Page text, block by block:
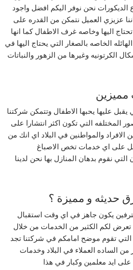
الديكورات نحن نوفر اليكم افضل واجود
اننا عزيزي العميل نتمكن من القدره على
اليها وخاصه غرف الاطفال كما انها
الخاصه بالصغار التي يحتاج اليها في
الكرتونيه وغيرها من الزهور والنباتات
مميزين
عليها يحبها الاطفال وتتمكن شركتنا
المختلفه التي تكون اكثر انتشارا على
الافراد والمواطنين في البلاد اي انك من
على اي خدمات تخص الاصباغ
نقوم بدهان المنازل بها نحن لدينا
حديثه و مميزة ؟
يكون جاهز في اي وقت استقبال
تعرض لكم الكثير من الخدمات من خلال
التي تقوم موضح امامكم في شركتنا تجد
من الساده العملاء في البلاد وخدمات
على ايد معلمين وكبار في هذا